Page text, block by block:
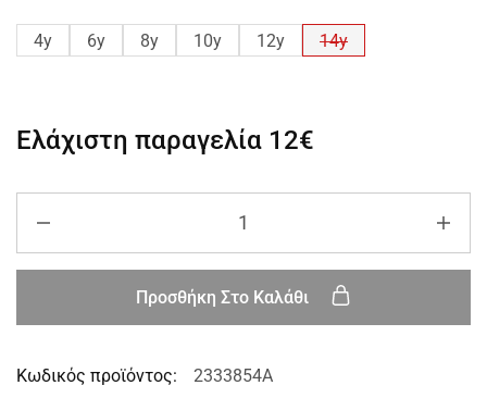
4y 6y 8y 10y 12y 14y
Ελάχιστη παραγελία 12€
Προσθήκη Στο Καλάθι
Κωδικός προϊόντος: 2333854A